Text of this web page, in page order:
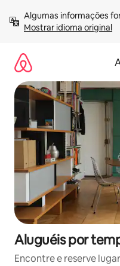
para
Mostrar idioma original
Aluguéis por
Encontre e reserve